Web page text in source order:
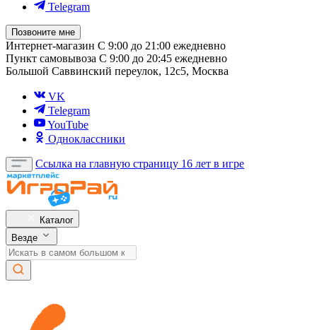
Telegram
Позвоните мне
Интернет-магазин С 9:00 до 21:00 ежедневно
Пункт самовывоза С 9:00 до 20:45 ежедневно
Большой Саввинский переулок, 12с5, Москва
VK
Telegram
YouTube
Одноклассники
Ссылка на главную страницу 16 лет в игре
Каталог
Везде